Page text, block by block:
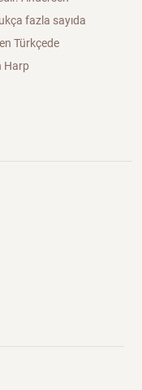
fazla sayıda
Türkçede
Harp